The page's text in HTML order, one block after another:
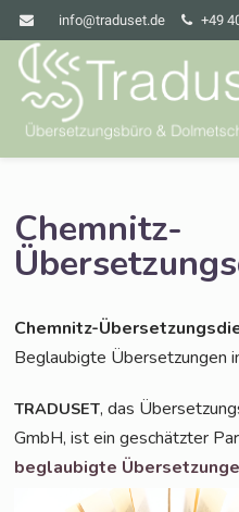
info@traduset.de +49
Chemnitz-
Chem­nitz-
Beglau­big­te Über­set­zun­gen
TRADUSET, das
GmbH, ist ein geschätz­ter
beglau­big­te